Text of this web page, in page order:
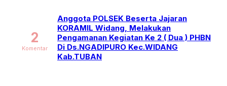
Anggota POLSEK Beserta Jajaran
KORAMIL Widang, Melakukan
Pengamanan Kegiatan Ke 2 ( Dua ) PHBN
Di Ds.NGADIPURO Kec.WIDANG
Kab.TUBAN
2
Komentar